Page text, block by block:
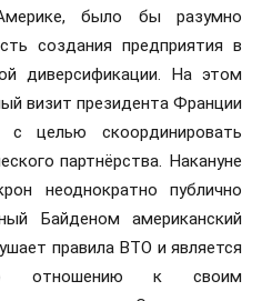
было бы разумно
создания предприятия в
диверсификации. На этом
визит президента Франции
целью скоординировать
партнёрства. Накануне
неоднократно публично
Байденом американский
правила ВТО и является
по отношению к своим